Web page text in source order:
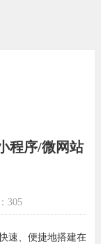
程序/微网站
305
速、便捷地搭建在